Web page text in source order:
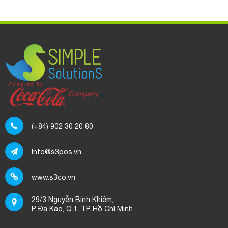
Thiết Lập Chương Trình Khuyến Mãi
Tạo Thu/Chi Khác
Hướng Dẫn Thao Tác Bán Hàng Nhanh
(+84) 902 30 20 80
Info@s3pos.vn
www.s3co.vn
29/3 Nguyễn Bỉnh Khiêm,
P. Đa Kao, Q.1, TP. Hồ Chí Minh